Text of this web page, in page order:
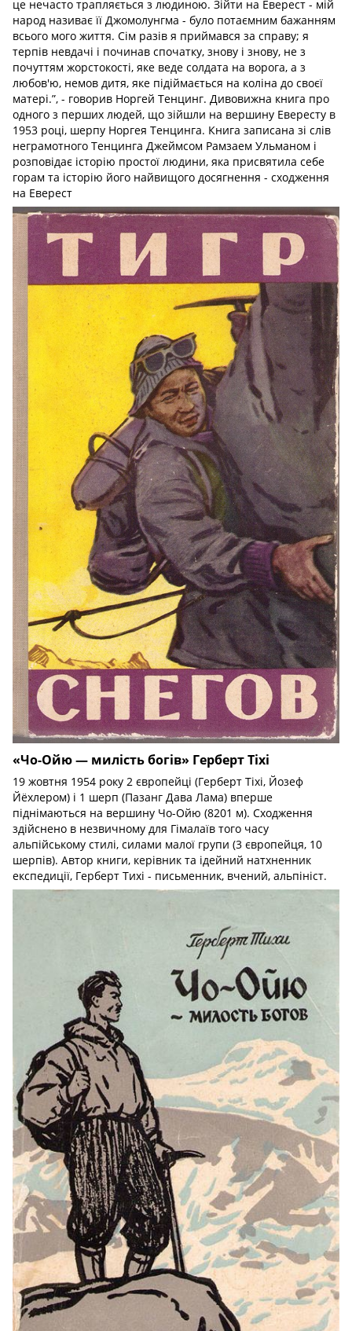
це нечасто трапляється з людиною. Зійти на Еверест - мій
народ називає її Джомолунгма - було потаємним бажанням
всього мого життя. Сім разів я приймався за справу; я
терпів невдачі і починав спочатку, знову і знову, не з
почуттям жорстокості, яке веде солдата на ворога, а з
любов'ю, немов дитя, яке підіймається на коліна до своєї
матері.”, - говорив Норгей Тенцинг. Дивовижна книга про
одного з перших людей, що зійшли на вершину Евересту в
1953 році, шерпу Норгея Тенцинга. Книга записана зі слів
неграмотного Тенцинга Джеймсом Рамзаем Ульманом і
розповідає історію простої людини, яка присвятила себе
горам та історію його найвищого досягнення - сходження
на Еверест
«Чо-Ойю — милість богів» Герберт Тіхі
19 жовтня 1954 року 2 європейці (Герберт Тіхі, Йозеф
Йёхлером) і 1 шерп (Пазанг Дава Лама) вперше
піднімаються на вершину Чо-Ойю (8201 м). Сходження
здійснено в незвичному для Гімалаїв того часу
альпійському стилі, силами малої групи (3 європейця, 10
шерпів). Автор книги, керівник та ідейний натхненник
експедиції, Герберт Тихі - письменник, вчений, альпініст.